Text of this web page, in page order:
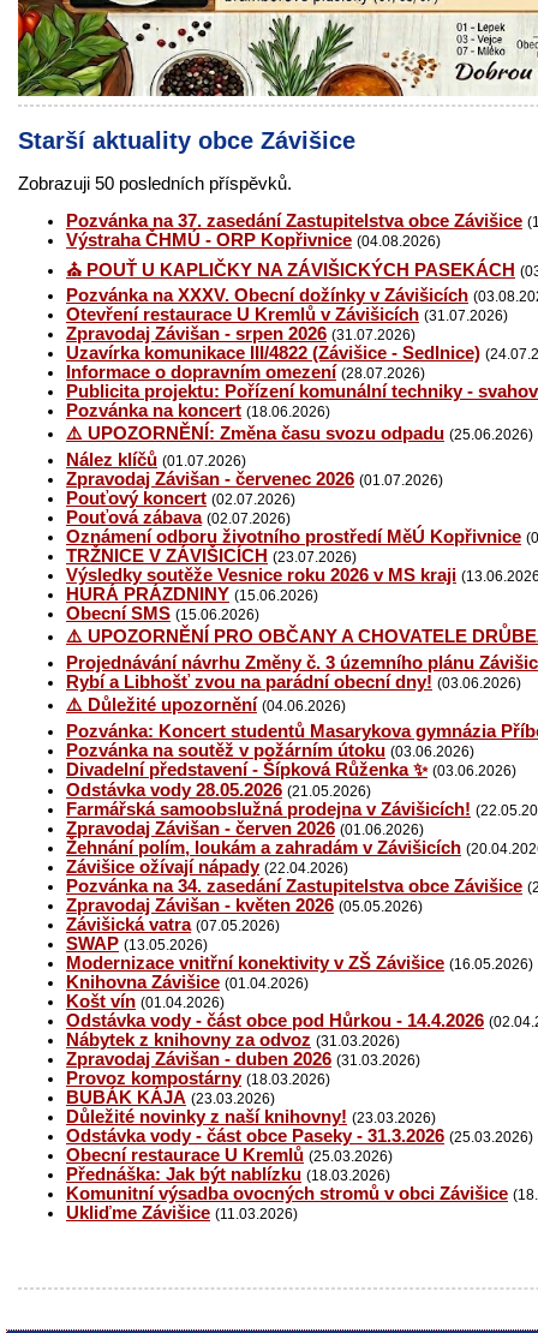
Starší aktuality obce Závišice
Zobrazuji 50 posledních příspěvků.
Pozvánka na 37. zasedání Zastupitelstva obce Závišice
Výstraha ČHMÚ - ORP Kopřivnice (04.08.2026)
⛪ POUŤ U KAPLIČKY NA ZÁVIŠICKÝCH PASEKÁCH
Pozvánka na XXXV. Obecní dožínky v Závišicích
Otevření restaurace U Kremlů v Závišicích (31.07.2026)
Zpravodaj Závišan - srpen 2026 (31.07.2026)
Uzavírka komunikace III/4822 (Závišice - Sedlnice)
Informace o dopravním omezení (28.07.2026)
Publicita projektu: Pořízení komunální techniky -
Pozvánka na koncert (18.06.2026)
⚠️ UPOZORNĚNÍ: Změna času svozu odpadu (25.06.2026)
Nález klíčů (01.07.2026)
Zpravodaj Závišan - červenec 2026 (01.07.2026)
Pouťový koncert (02.07.2026)
Pouťová zábava (02.07.2026)
Oznámení odboru životního prostředí MěÚ Kopřivnice
TRŽNICE V ZÁVIŠICÍCH (23.07.2026)
Výsledky soutěže Vesnice roku 2026 v MS kraji
HURÁ PRÁZDNINY (15.06.2026)
Obecní SMS (15.06.2026)
⚠️ UPOZORNĚNÍ PRO OBČANY A CHOVATELE
Projednávání návrhu Změny č. 3 územního plánu Závišic
Rybí a Libhošť zvou na parádní obecní dny! (03.06.2026)
⚠️ Důležité upozornění (04.06.2026)
Pozvánka: Koncert studentů Masarykova gymnázia
Pozvánka na soutěž v požárním útoku (03.06.2026)
Divadelní představení - Šípková Růženka ✨ (03.06.2026)
Odstávka vody 28.05.2026 (21.05.2026)
Farmářská samoobslužná prodejna v Závišicích!
Zpravodaj Závišan - červen 2026 (01.06.2026)
Žehnání polím, loukám a zahradám v Závišicích
Závišice ožívají nápady (22.04.2026)
Pozvánka na 34. zasedání Zastupitelstva obce Závišice
Zpravodaj Závišan - květen 2026 (05.05.2026)
Závišická vatra (07.05.2026)
SWAP (13.05.2026)
Modernizace vnitřní konektivity v ZŠ Závišice (16.05.2026)
Knihovna Závišice (01.04.2026)
Košt vín (01.04.2026)
Odstávka vody - část obce pod Hůrkou - 14.4.2026
Nábytek z knihovny za odvoz (31.03.2026)
Zpravodaj Závišan - duben 2026 (31.03.2026)
Provoz kompostárny (18.03.2026)
BUBÁK KÁJA (23.03.2026)
Důležité novinky z naší knihovny! (23.03.2026)
Odstávka vody - část obce Paseky - 31.3.2026 (25.03.2026)
Obecní restaurace U Kremlů (25.03.2026)
Přednáška: Jak být nablízku (18.03.2026)
Komunitní výsadba ovocných stromů v obci Závišice
Ukliďme Závišice (11.03.2026)